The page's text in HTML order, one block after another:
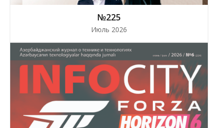
№225
Июль 2026